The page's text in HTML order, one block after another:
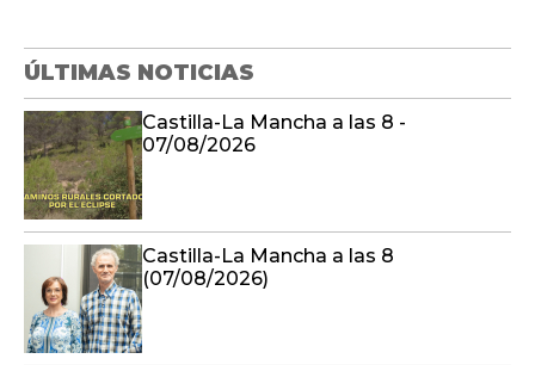
ÚLTIMAS NOTICIAS
Castilla-La Mancha a las 8 -
07/08/2026
Castilla-La Mancha a las 8
(07/08/2026)